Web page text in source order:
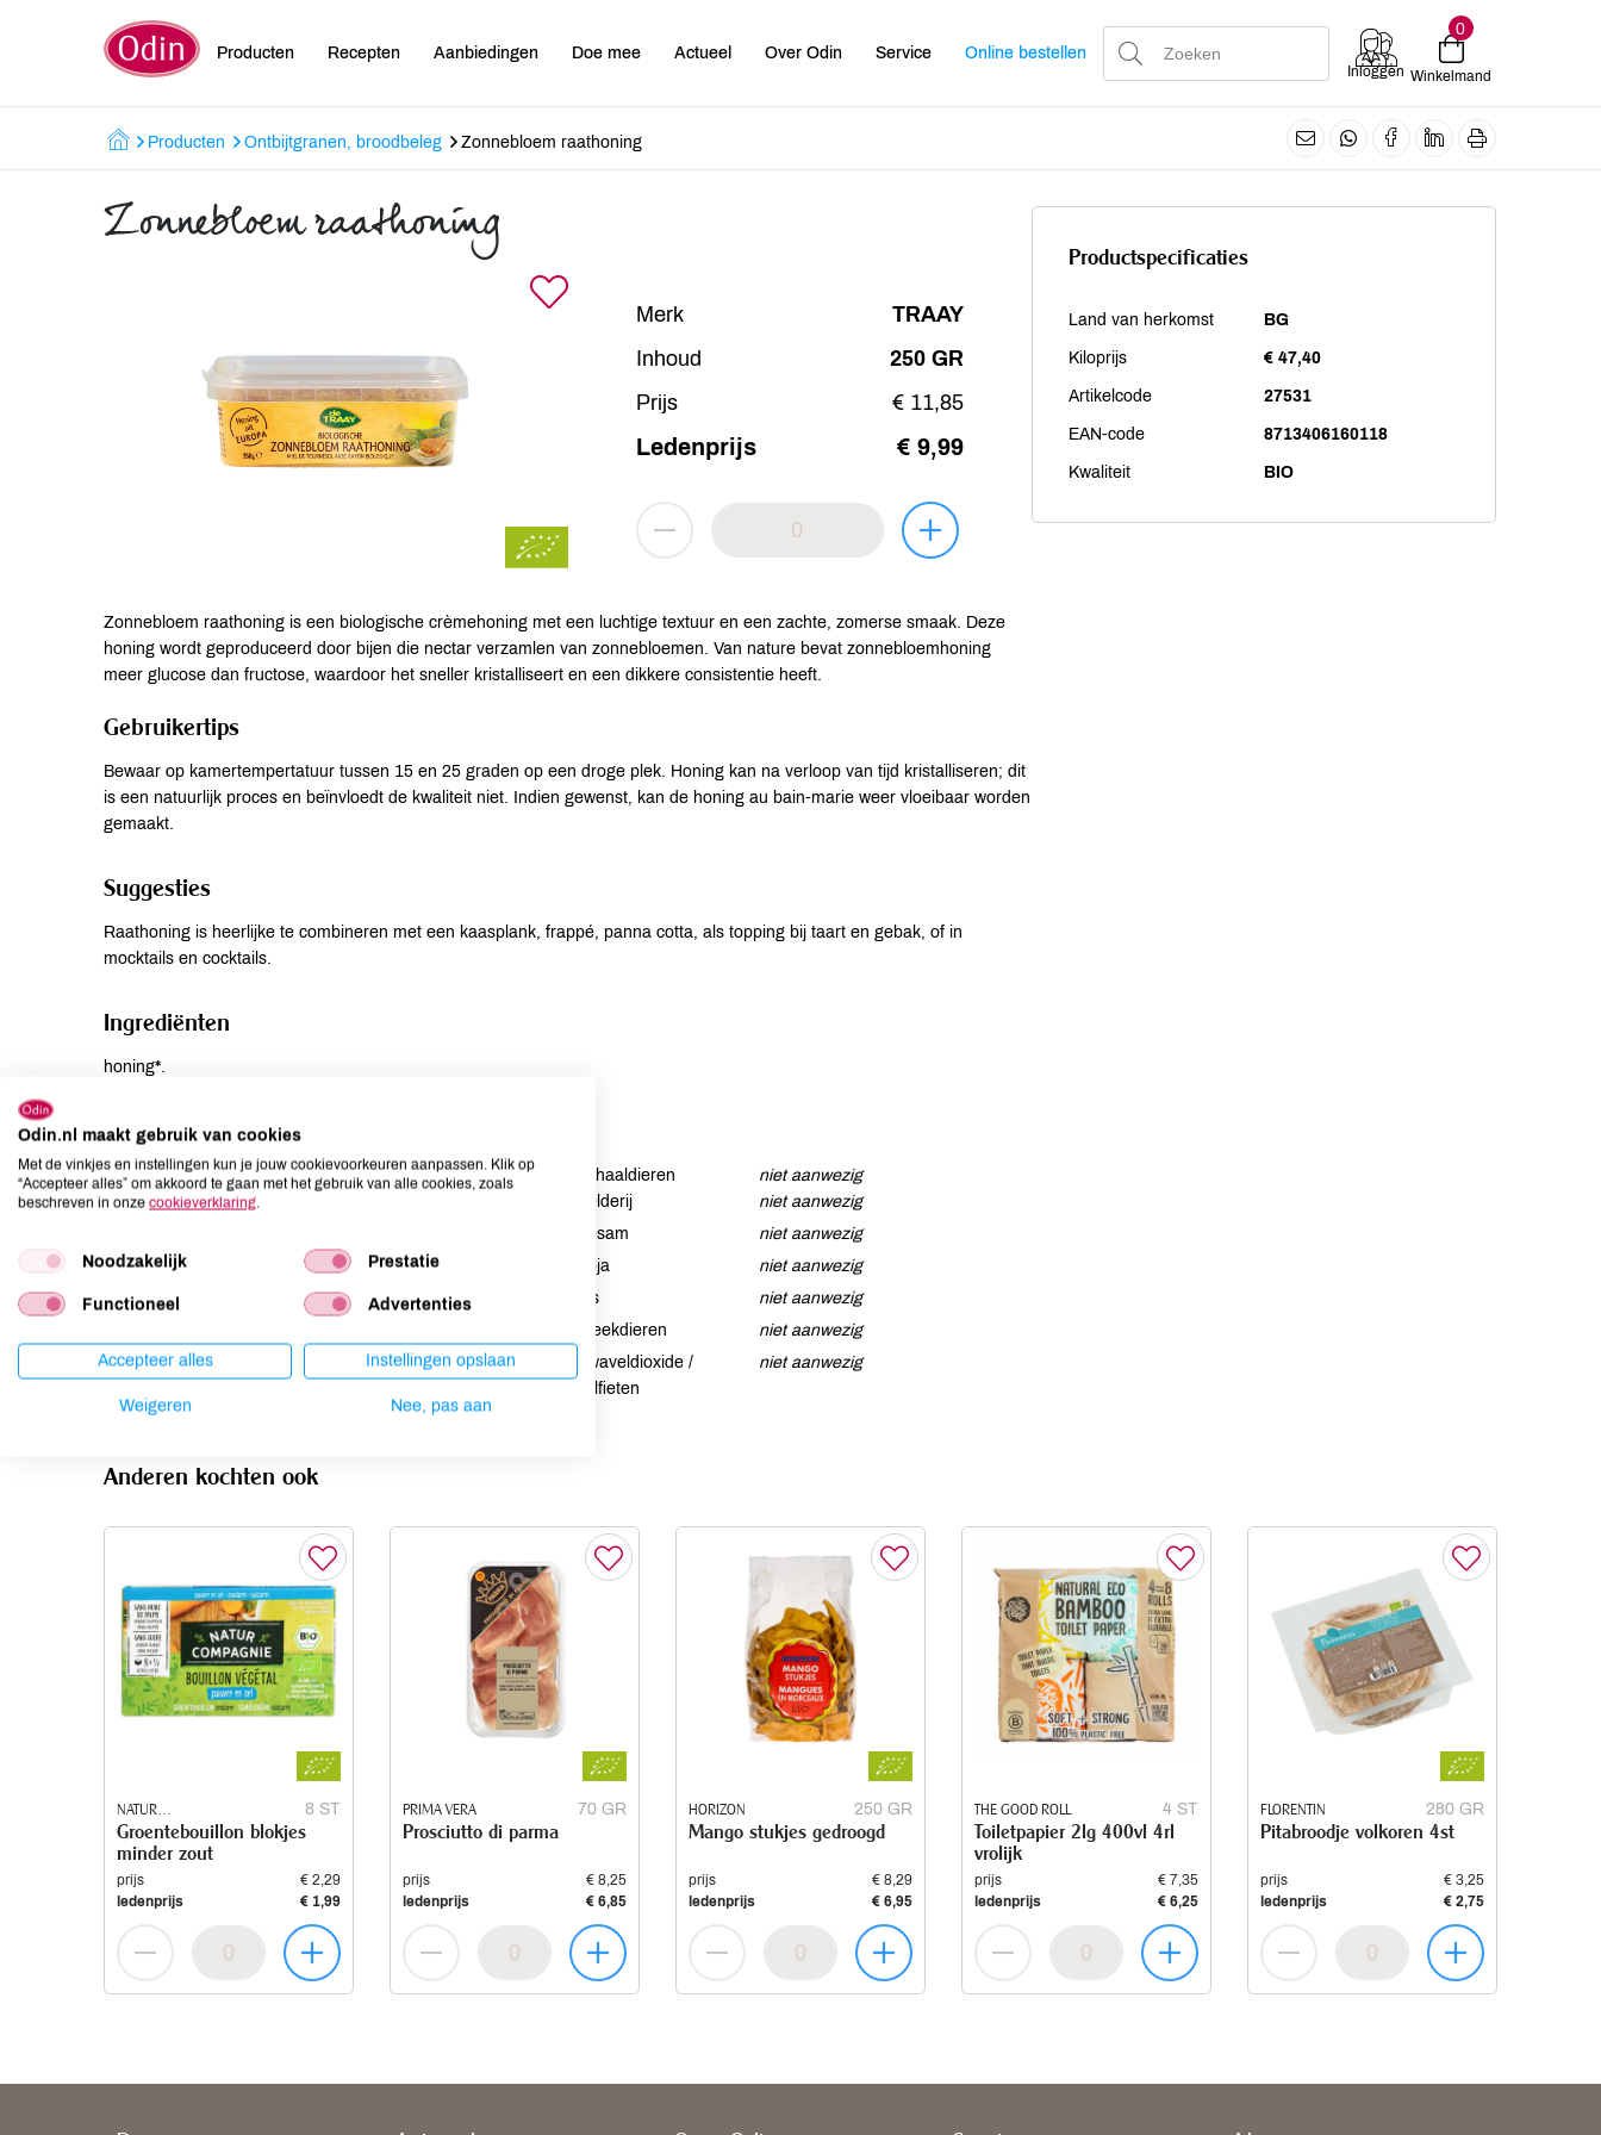
Producten Recepten Aanbiedingen Doe mee Actueel Over Odin Service Online bestellen
Inloggen
0
Winkelmand
Producten Ontbijtgranen, broodbeleg Zonnebloem raathoning
Zonnebloem raathoning
Merk
TRAAY
Inhoud
250 GR
Prijs
€ 11,85
Ledenprijs € 9,99
Zonnebloem raathoning is een biologische crèmehoning met een luchtige textuur en een zachte, zomerse smaak. Deze
honing wordt geproduceerd door bijen die nectar verzamlen van zonnebloemen. Van nature bevat zonnebloemhoning
meer glucose dan fructose, waardoor het sneller kristalliseert en een dikkere consistentie heeft.
Gebruikertips
Bewaar op kamertempertatuur tussen 15 en 25 graden op een droge plek. Honing kan na verloop van tijd kristalliseren; dit
is een natuurlijk proces en beïnvloedt de kwaliteit niet. Indien gewenst, kan de honing au bain-marie weer vloeibaar worden
gemaakt.
Suggesties
Raathoning is heerlijke te combineren met een kaasplank, frappé, panna cotta, als topping bij taart en gebak, of in
mocktails en cocktails.
Ingrediënten
honing*.
Allergenen
Aardnoten
niet aanwezig
Ei
Lactose
niet aanwezig
Lupine
niet aanwezig
Noten
niet aanwezig
Schaaldieren
niet aanwezig
Selderij
niet aanwezig
Sesam
niet aanwezig
Soja
niet aanwezig
Vis
niet aanwezig
Weekdieren
niet aanwezig
Zwaveldioxide /
sulfieten
niet aanwezig
Productspecificaties
Land van herkomst BG
Kiloprijs € 47,40
Artikelcode 27531
EAN-code 8713406160118
Kwaliteit BIO
Anderen kochten ook
NATUR
COMPAGNIE
8 ST
Groentebouillon blokjes
minder zout
prijs
€ 2,29
ledenprijs
€ 1,99
PRIMA VERA 70 GR
Prosciutto di parma
prijs
€ 8,25
ledenprijs
€ 6,85
HORIZON 250 GR
Mango stukjes gedroogd
prijs
€ 8,29
ledenprijs
€ 6,95
THE GOOD ROLL 4 ST
Toiletpapier 2lg 400vl 4rl
vrolijk
prijs
€ 7,35
ledenprijs
€ 6,25
FLORENTIN 280 GR
Pitabroodje volkoren 4st
prijs
€ 3,25
ledenprijs
€ 2,75
Odin.nl maakt gebruik van cookies
Met de vinkjes en instellingen kun je jouw cookievoorkeuren aanpassen. Klik op
“Accepteer alles” om akkoord te gaan met het gebruik van alle cookies, zoals
beschreven in onze cookieverklaring.
Noodzakelijk Prestatie
Functioneel Advertenties
Accepteer alles Instellingen opslaan
Weigeren Nee, pas aan